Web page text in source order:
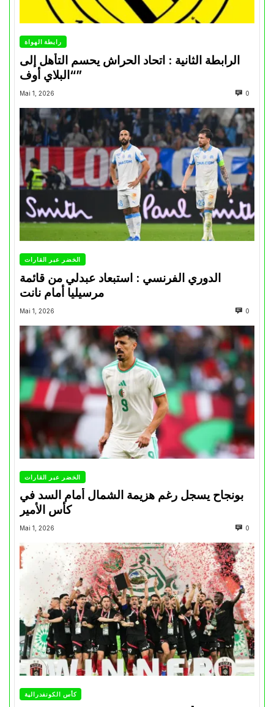
رابطة الهواة
الرابطة الثانية : اتحاد الحراش يحسم التأهل إلى
“البلاي أوف”
Mai 1, 2026 0
الخضر عبر القارات
الدوري الفرنسي : استبعاد عبدلي من قائمة
مرسيليا أمام نانت
Mai 1, 2026 0
الخضر عبر القارات
بونجاح يسجل رغم هزيمة الشمال أمام السد في
كأس الأمير
Mai 1, 2026 0
كأس الكونفدرالية